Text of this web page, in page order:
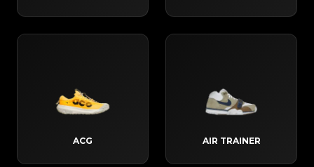
ACG AIR TRAINER